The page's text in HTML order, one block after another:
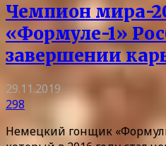
Чемпион мира-
«Формуле-1»
завершении
29.11.2019
298
Немецкий гонщик